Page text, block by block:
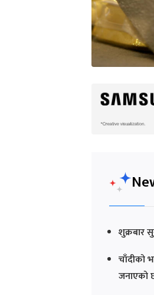
शुक्रबार
चाँदीको
जनाएको